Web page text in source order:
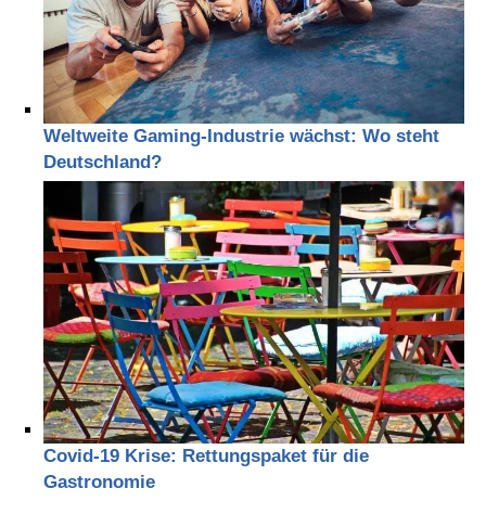
Weltweite Gaming-Industrie wächst: Wo steht
Deutschland?
Covid-19 Krise: Rettungspaket für die
Gastronomie